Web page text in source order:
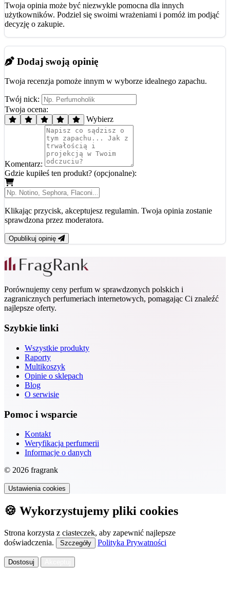
Twoja opinia może być niezwykle pomocna dla innych
użytkowników. Podziel się swoimi wrażeniami i pomóż im podjąć
decyzję o zakupie.
Dodaj swoją opinię
Twoja recenzja pomoże innym w wyborze idealnego zapachu.
Twój nick:
Twoja ocena:
Wybierz
Komentarz:
Gdzie kupiłeś ten produkt? (opcjonalne):
Klikając przycisk, akceptujesz regulamin. Twoja opinia zostanie
sprawdzona przez moderatora.
Opublikuj opinię
Porównujemy ceny perfum w sprawdzonych polskich i
zagranicznych perfumeriach internetowych, pomagając Ci znaleźć
najlepsze oferty.
Szybkie linki
Wszystkie produkty
Raporty
Multikoszyk
Opinie o sklepach
Blog
O serwisie
Pomoc i wsparcie
Kontakt
Weryfikacja perfumerii
Informacje o danych
© 2026 fragrank
Ustawienia cookies
🍪 Wykorzystujemy pliki cookies
Strona korzysta z ciasteczek, aby zapewnić najlepsze
doświadczenia.
Szczegóły Polityka Prywatności
Dostosuj